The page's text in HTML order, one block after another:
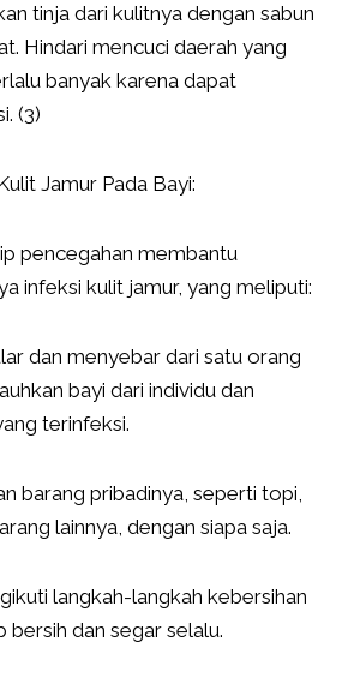
tinja dari kulitnya dengan sabun
Hindari mencuci daerah yang
banyak karena dapat
(3)
Jamur Pada Bayi:
pencegahan membantu
infeksi kulit jamur, yang meliputi:
dan menyebar dari satu orang
bayi dari individu dan
terinfeksi.
barang pribadinya, seperti topi,
lainnya, dengan siapa saja.
langkah-langkah kebersihan
bersih dan segar selalu.